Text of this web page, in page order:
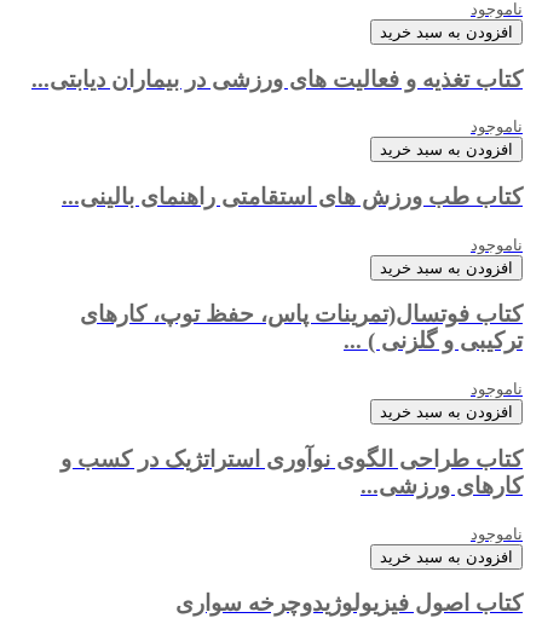
ناموجود
افزودن به سبد خرید
کتاب تغذیه و فعالیت های ورزشی در بیماران دیابتی...
ناموجود
افزودن به سبد خرید
کتاب طب ورزش های استقامتی راهنمای بالینی...
ناموجود
افزودن به سبد خرید
کتاب فوتسال(تمرینات پاس، حفظ توپ، کارهای
ترکیبی و گلزنی ) ...
ناموجود
افزودن به سبد خرید
کتاب طراحی الگوی نوآوری استراتژیک در کسب و
کارهای ورزشی...
ناموجود
افزودن به سبد خرید
کتاب اصول فیزیولوژیدوچرخه سواری